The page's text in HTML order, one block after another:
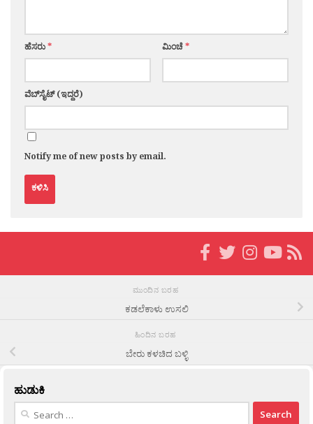
ಹೆಸರು* ಮಿಂಚೆ*
ವೆಬ್‌ಸೈಟ್ (ಇದ್ದರೆ)
Notify me of new posts by email.
ಮುಂದಿನ ಬರಹ
ಕಡಲೆಕಾಳು ಉಸಲಿ
ಹಿಂದಿನ ಬರಹ
ಬೇರು ಕಳಚಿದ ಬಳ್ಳಿ
ಹುಡುಕಿ
Search